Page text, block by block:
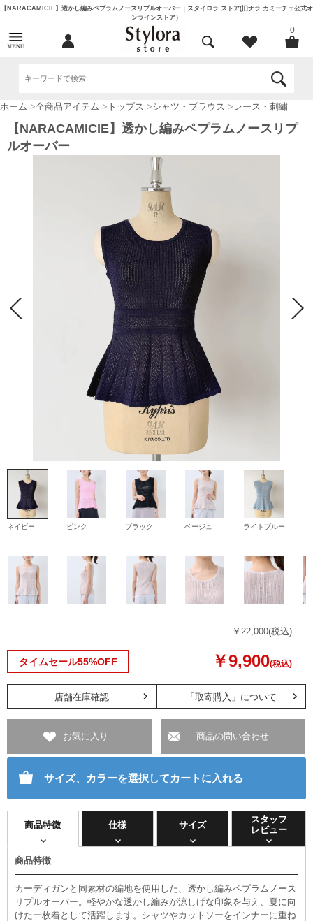
【NARACAMICIE】透かし編みペプラムノースリプルオーバー｜スタイロラ ストア(旧ナラ カミーチェ公式オ
ンラインストア）
0
ホーム >全商品アイテム > トップス >シャツ・ブラウス > レース・刺繍
【NARACAMICIE】透かし編みペプラムノースリプ
ルオーバー
ネイビー ピンク ブラック ベージュ ライトブルー
￥22,000(税込)
タイムセール55%OFF ￥9,900(税込)
「取寄購入」について
店舗在庫確認
お気に入り 商品の問い合わせ
サイズ、カラーを選択してカートに入れる
商品特徴 仕様 サイズ
スタッフ
レビュー
商品特徴
カーディガンと同素材の編地を使用した、透かし編みペプラムノース
リプルオーバー。軽やかな透かし編みが涼しげな印象を与え、夏に向
けた一枚着として活躍します。シャツやカットソーをインナーに重ね